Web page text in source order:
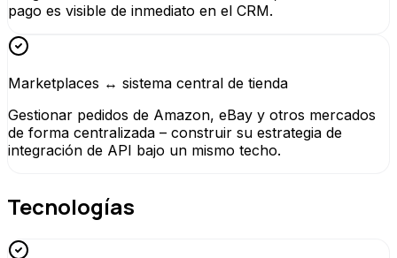
pago es visible de inmediato en el CRM.
Marketplaces ↔ sistema central de tienda
Gestionar pedidos de Amazon, eBay y otros mercados
de forma centralizada – construir su estrategia de
integración de API bajo un mismo techo.
Tecnologías